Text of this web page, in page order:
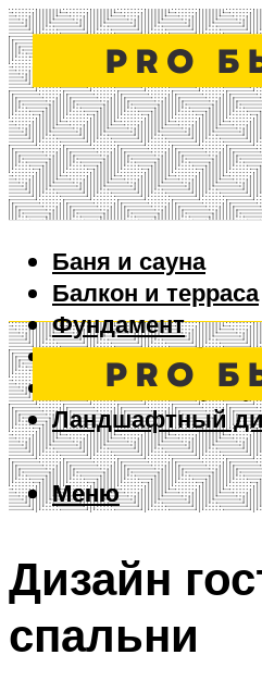
Баня и сауна
Балкон и терраса
Фундамент
Ворота и забор
Дизайн
Ландшафтный
Меню
Меню
Дизайн
спальни